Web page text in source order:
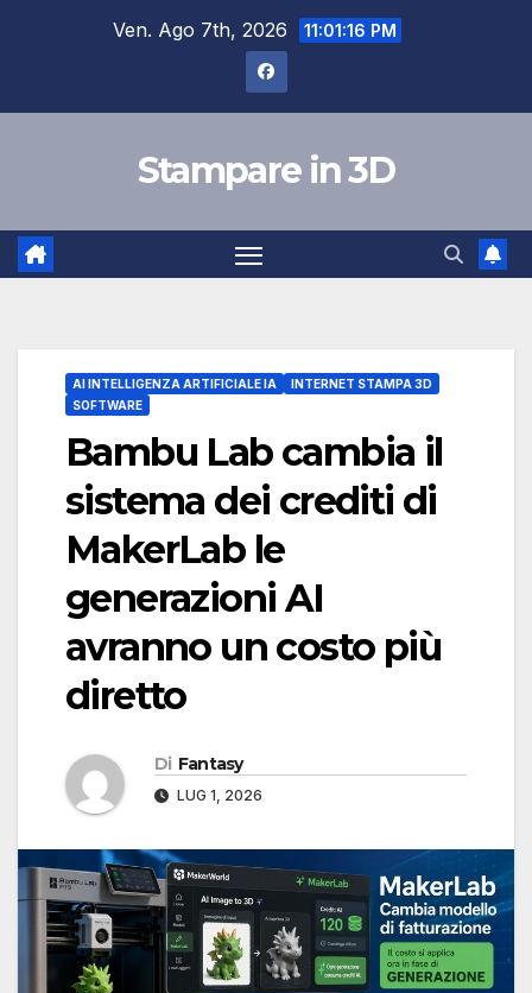
Ven. Ago 7th, 2026 11:01:17 PM
Stampare in 3D
AI INTELLIGENZA ARTIFICIALE IA
INTERNET STAMPA 3D
SOFTWARE
Bambu Lab cambia il
sistema dei crediti di
MakerLab le
generazioni AI
avranno un costo più
diretto
Di Fantasy
LUG 1, 2026